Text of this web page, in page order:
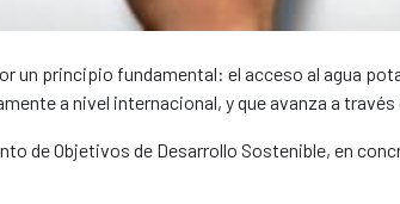
un principio fundamental: el acceso al agua
a nivel internacional, y que avanza a
de Objetivos de Desarrollo Sostenible, en